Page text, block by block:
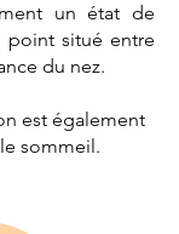
un état de
point situé entre
du nez.
est également
sommeil.